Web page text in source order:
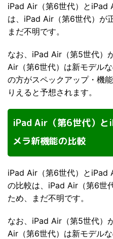
iPad Air（第6世代）とiPad
は、iPad Air（第6世代）が
まだ不明です。
なお、iPad Air（第5世代）
Air（第6世代）は新モデル
の方がスペックアップ・機
りえると予想されます。
iPad Air（第6世代）
メラ新機能の比較
iPad Air（第6世代）とiPad
の比較は、iPad Air（第6世
ため、まだ不明です。
なお、iPad Air（第5世代）
Air（第6世代）は新モデル